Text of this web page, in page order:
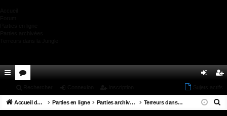
co u ne cri
Accueil du forum Parties en ligne Parties archivées Terreurs dans la Jungle